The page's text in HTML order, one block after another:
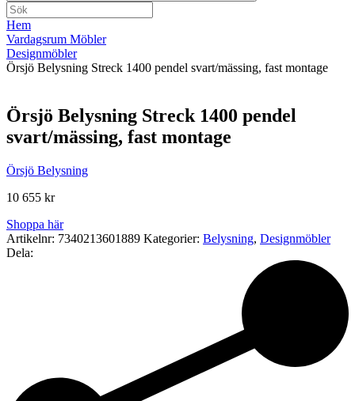
Hem
Vardagsrum Möbler
Designmöbler
Örsjö Belysning Streck 1400 pendel svart/mässing, fast montage
Örsjö Belysning Streck 1400 pendel
svart/mässing, fast montage
Örsjö Belysning
10 655 kr
Shoppa här
Artikelnr: 7340213601889 Kategorier: Belysning, Designmöbler
Dela: